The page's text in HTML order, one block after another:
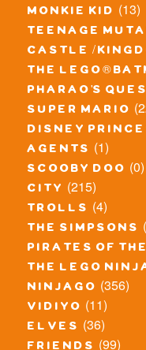
monkie kid (13)
teenage
castle /
the lego®
pharao's
super mario
disney
agents (1)
scooby doo (0)
city (215)
trolls (4)
the simpsons
pirates of
the lego
ninjago (356)
vidiyo (11)
elves (36)
(99)